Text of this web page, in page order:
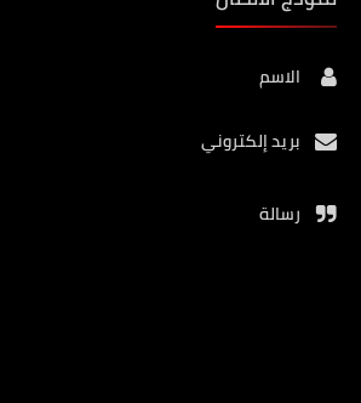
الاسم
بريد إلكتروني
رسالة